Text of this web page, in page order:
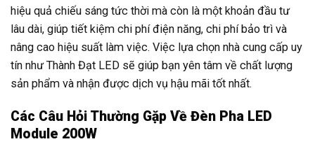
hiệu quả chiếu sáng tức thời mà còn là một khoản đầu tư
lâu dài, giúp tiết kiệm chi phí điện năng, chi phí bảo trì và
nâng cao hiệu suất làm việc. Việc lựa chọn nhà cung cấp uy
tín như Thành Đạt LED sẽ giúp bạn yên tâm về chất lượng
sản phẩm và nhận được dịch vụ hậu mãi tốt nhất.
Các Câu Hỏi Thường Gặp Về Đèn Pha LED
Module 200W